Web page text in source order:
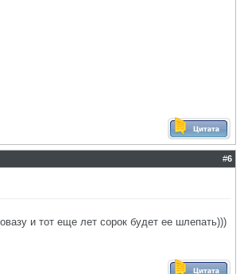
#6
и тот еще лет сорок будет ее шлепать)))